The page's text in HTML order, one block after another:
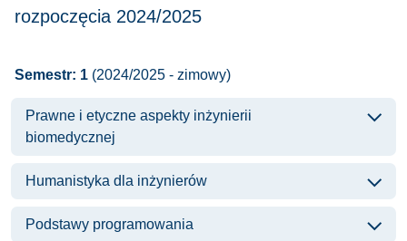
rozpoczęcia 2024/2025
Semestr: 1 (2024/2025 - zimowy)
Prawne i etyczne aspekty inżynierii
biomedycznej
Humanistyka dla inżynierów
Podstawy programowania